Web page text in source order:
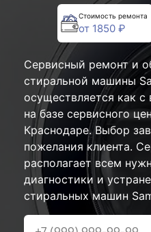
Стоимость ремонта
от 1850 ₽
Сервисный ремонт и
стиральной машины
осуществляется как
на базе сервисного
Краснодаре. Выбор
пожелания клиента.
располагает всем
диагностики и
стиральных машин